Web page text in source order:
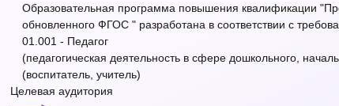
Образовательная программа повышения квалификации
обновленного ФГОС " разработана в соответствии с
01.001 - Педагог
(педагогическая деятельность в сфере дошкольного,
(воспитатель, учитель)
Целевая аудитория